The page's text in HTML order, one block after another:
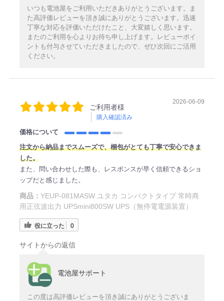
いつも電池屋をご利用いただきありがとうございます。ま
た高評価レビューを頂き誠にありがとうございます。迅速
丁寧な対応を評価いただけたこと、大変嬉しく思います。
またのご利用を心よりお待ち申し上げます。レビューポイ
ントも付与させていただきましたので、ぜひ次回にご活用
ください。
ご利用者様
購入確認済み
2026-06-09
価格について
注文から納品までスムーズで、梱包がとても丁寧で安心できま
した。
また、問い合わせした際も、レスポンスが早く信頼できるショ
ップだと感じました。
商品： YEUP-081MASW ユタカ コンパクトタイプ 常時商
用正弦波出力 UPSmini800SW UPS（無停電電源装置）
役に立った 0
サイトからの返信
電池屋サポート
この度は高評価レビューを頂き誠にありがとうございま